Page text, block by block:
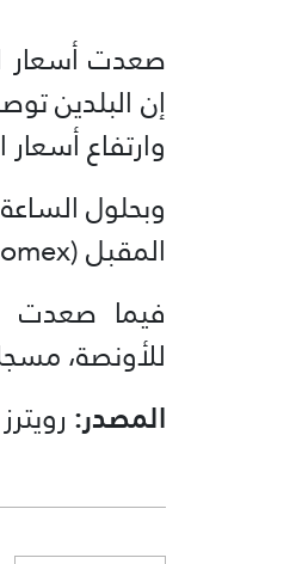
صعدت أسعار
إن البلدين
وارتفاع
المقبل (Comex) بنسبة 2.1% إلى 4327.90 دولارا للأونصة.
للأونصة،
المصدر: رويترز